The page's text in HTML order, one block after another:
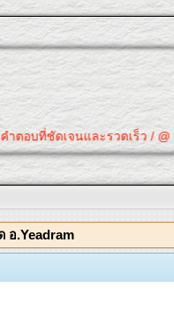
ตอบที่ชัดเจนและรวดเร็ว /
อ.Yeadram